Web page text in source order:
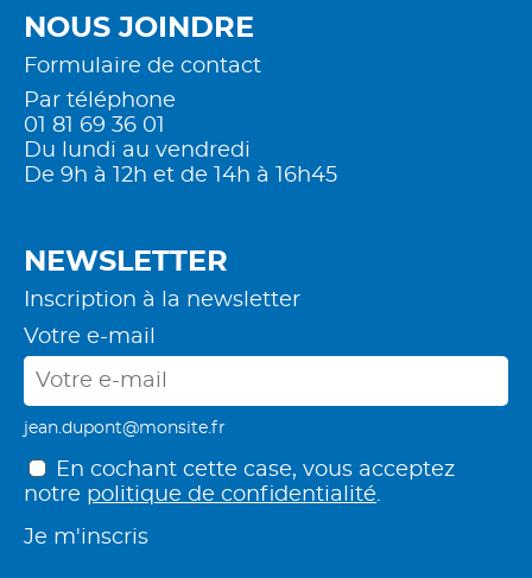
NOUS JOINDRE
Formulaire de contact
Par téléphone
01 81 69 36 01
Du lundi au vendredi
De 9h à 12h et de 14h à 16h45
NEWSLETTER
Inscription à la newsletter
Votre e-mail
jean.dupont@monsite.fr
En cochant cette case, vous acceptez
notre politique de confidentialité.
Je m'inscris